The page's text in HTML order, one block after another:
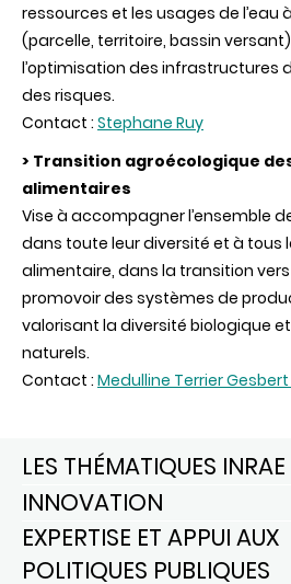
ressources et les usages de l’eau
(parcelle, territoire, bassin
l’optimisation des infrastructures
des risques.
Contact : Stephane Ruy
> Transition agroécologique
alimentaires
Vise à accompagner l’ensemble
dans toute leur diversité et à tous
alimentaire, dans la transition
promovoir des systèmes de
valorisant la diversité biologique
naturels.
Contact : Medulline Terrier Gesbert
LES THÉMATIQUES INRAE
INNOVATION
EXPERTISE ET APPUI AUX
POLITIQUES PUBLIQUES